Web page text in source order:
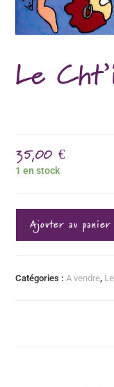
Le
35,00€
1 en stock
Ajouter au panier
Catégories :A vendre,